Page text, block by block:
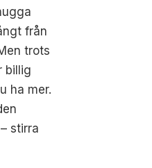
från
trots
billig
ha mer.
stirra